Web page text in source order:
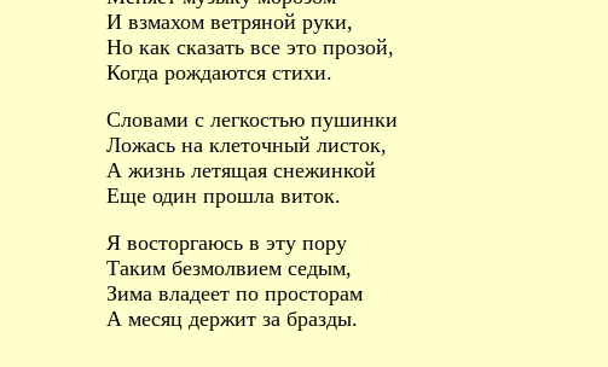
И взмахом ветряной руки,
Но как сказать все это прозой,
Когда рождаются стихи.
Словами с легкостью пушинки
Ложась на клеточный листок,
А жизнь летящая снежинкой
Еще один прошла виток.
Я восторгаюсь в эту пору
Таким безмолвием седым,
Зима владеет по просторам
А месяц держит за бразды.